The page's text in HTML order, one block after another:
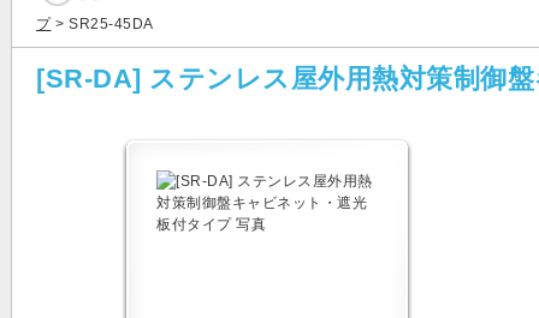
プ> SR25-45DA
[SR-DA] ステンレス屋外用熱対策制御